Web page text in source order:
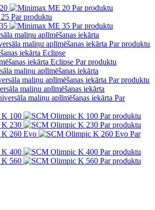
Par produktu
Par produktu
Par produktu
maliņu aplīmēšanas iekārta
Par produktu
iekārta Eclipse
Par produktu
maliņu aplīmēšanas iekārta
Par produktu
maliņu aplīmēšanas iekārta
Par
K 100
Par produktu
K 230
Par produktu
260 Evo
Par
K 400
Par produktu
K 560
Par produktu